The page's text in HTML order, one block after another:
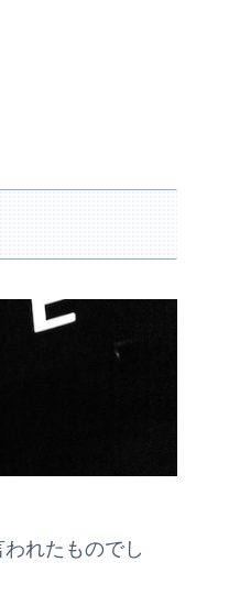
れたものでし